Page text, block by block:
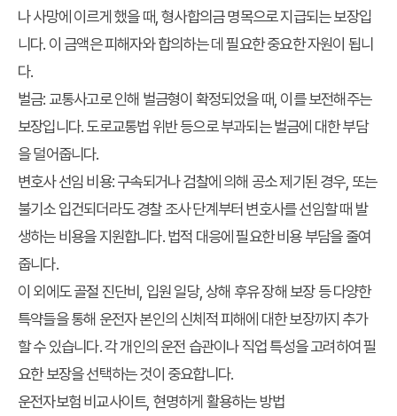
나 사망에 이르게 했을 때, 형사합의금 명목으로 지급되는 보장입
니다. 이 금액은 피해자와 합의하는 데 필요한 중요한 자원이 됩니
다.
벌금: 교통사고로 인해 벌금형이 확정되었을 때, 이를 보전해주는
보장입니다. 도로교통법 위반 등으로 부과되는 벌금에 대한 부담
을 덜어줍니다.
변호사 선임 비용: 구속되거나 검찰에 의해 공소 제기된 경우, 또는
불기소 입건되더라도 경찰 조사 단계부터 변호사를 선임할 때 발
생하는 비용을 지원합니다. 법적 대응에 필요한 비용 부담을 줄여
줍니다.
이 외에도 골절 진단비, 입원 일당, 상해 후유 장해 보장 등 다양한
특약들을 통해 운전자 본인의 신체적 피해에 대한 보장까지 추가
할 수 있습니다. 각 개인의 운전 습관이나 직업 특성을 고려하여 필
요한 보장을 선택하는 것이 중요합니다.
운전자보험 비교사이트, 현명하게 활용하는 방법